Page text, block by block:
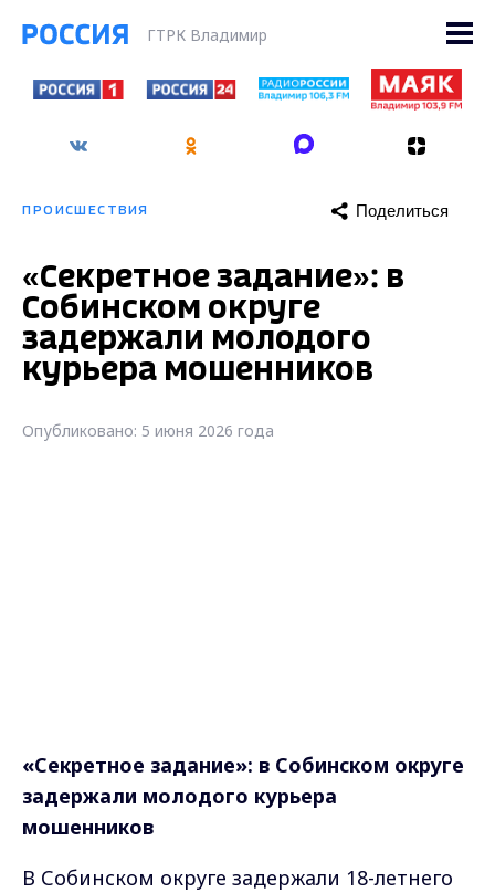
ГТРК Владимир
ПРОИСШЕСТВИЯ Поделиться
«Секретное задание»: в
Собинском округе
задержали молодого
курьера мошенников
Опубликовано: 5 июня 2026 года
«Секретное задание»: в Собинском округе
задержали молодого курьера
мошенников
В Собинском округе задержали 18-летнего